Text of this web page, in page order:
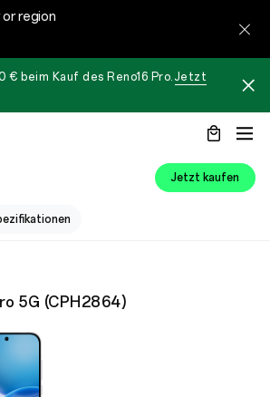
region
€ beim Kauf des Reno16 Pro. Jetzt
Jetzt kaufen
5G (CPH2864)